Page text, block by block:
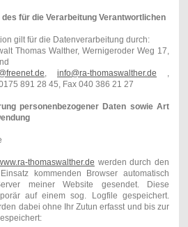
für die Verarbeitung Verantwortlichen
gilt für die Datenverarbeitung durch:
Thomas Walther, Wernigeroder Weg 17,
info@ra-thomaswalther.de
891 28 45, Fax 040 386 21 27
personenbezogener Daten sowie Art
thomaswalther.de werden durch den
kommenden Browser automatisch
meiner Website gesendet. Diese
auf einem sog. Logfile gespeichert.
dabei ohne Ihr Zutun erfasst und bis zur